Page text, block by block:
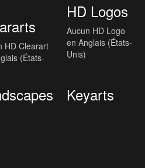
HD Clearart
(États-
HD Logos
Aucun HD Logo
en Anglais (États-
Unis)
Keyarts